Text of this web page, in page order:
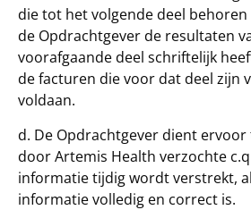
die tot het volgende deel
de Opdrachtgever de resultaten
voorafgaande deel schriftelijk
de facturen die voor dat deel zijn
voldaan.
d. De Opdrachtgever dient
door Artemis Health verzochte
informatie tijdig wordt verstrekt,
informatie volledig en correct is.